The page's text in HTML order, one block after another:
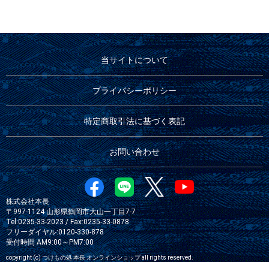
当サイトについて
プライバシーポリシー
特定商取引法に基づく表記
お問い合わせ
株式会社本長
〒997-1124 山形県鶴岡市大山一丁目7-7
Tel:0235-33-2023 / Fax:0235-33-0878
フリーダイヤル:0120-330-878
受付時間 AM9:00～PM7:00
copyright (c) つけもの処 本長 オンラインショップ all rights reserved.